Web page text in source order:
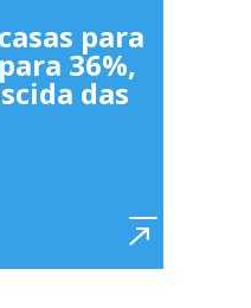
para
36%,
das